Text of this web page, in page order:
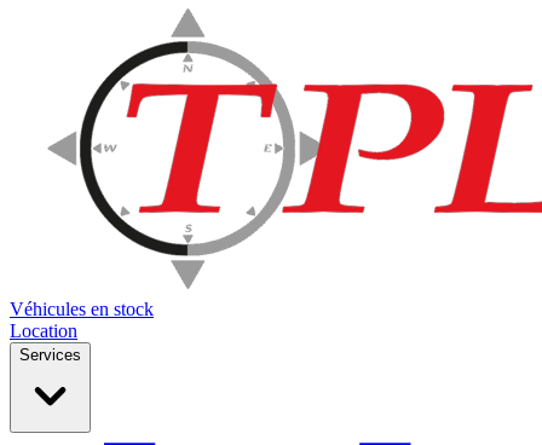
Véhicules en stock
Location
Services